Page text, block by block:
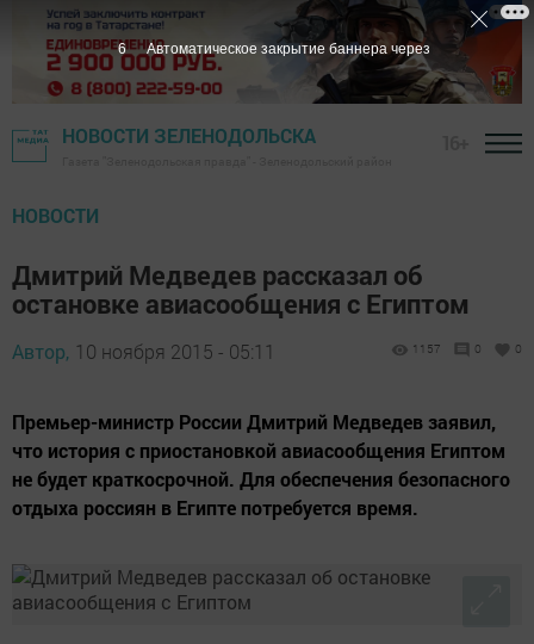
НОВОСТИ ЗЕЛЕНОДОЛЬСКА
НОВОСТИ
Дмитрий Медведев рассказал об
остановке авиасообщения с Египтом
Автор, 10 ноября 2015 - 05:11 1157 0 0
Премьер-министр России Дмитрий Медведев заявил,
что история с приостановкой авиасообщения Египтом
не будет краткосрочной. Для обеспечения безопасного
отдыха россиян в Египте потребуется время.
5 Автоматическое закрытие баннера через